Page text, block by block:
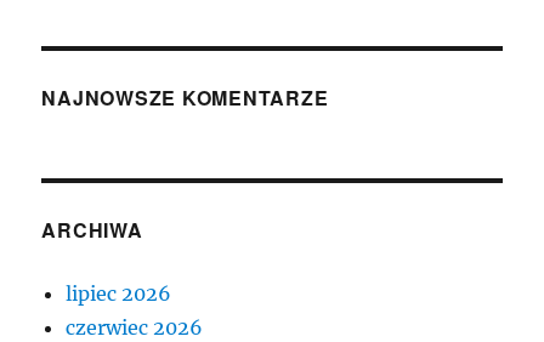
NAJNOWSZE KOMENTARZE
ARCHIWA
lipiec 2026
czerwiec 2026